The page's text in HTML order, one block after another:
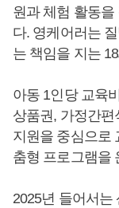
원과 체험 활동
다. 영케어러는
는 책임을 지는
아동 1인당 교육
상품권, 가정간
지원을 중심으로
춤형 프로그램을
2025년 들어서는